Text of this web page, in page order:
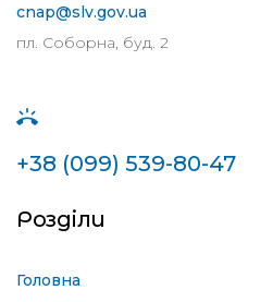
cnap@slv.gov.ua
пл. Соборна, буд. 2
+38 (099) 539-80-47
Розділи
Головна